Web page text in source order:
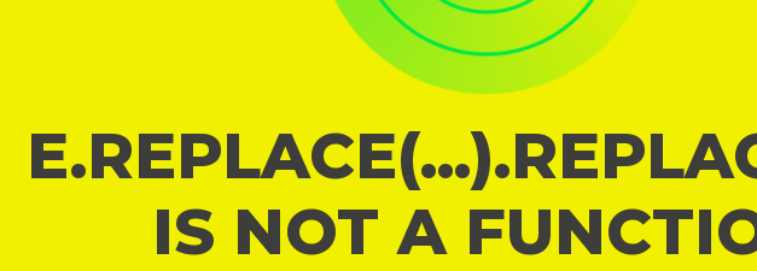
IS NOT A